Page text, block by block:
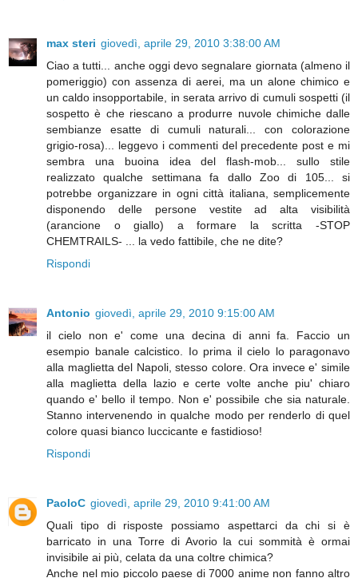
max steri giovedì, aprile 29, 2010 3:38:00 AM
Ciao a tutti... anche oggi devo segnalare giornata (almeno il
pomeriggio) con assenza di aerei, ma un alone chimico e
un caldo insopportabile, in serata arrivo di cumuli sospetti (il
sospetto è che riescano a produrre nuvole chimiche dalle
sembianze esatte di cumuli naturali... con colorazione
grigio-rosa)... leggevo i commenti del precedente post e mi
sembra una buoina idea del flash-mob... sullo stile
realizzato qualche settimana fa dallo Zoo di 105... si
potrebbe organizzare in ogni città italiana, semplicemente
disponendo delle persone vestite ad alta visibilità
(arancione o giallo) a formare la scritta -STOP
CHEMTRAILS- ... la vedo fattibile, che ne dite?
Rispondi
Antonio giovedì, aprile 29, 2010 9:15:00 AM
il cielo non e' come una decina di anni fa. Faccio un
esempio banale calcistico. Io prima il cielo lo paragonavo
alla maglietta del Napoli, stesso colore. Ora invece e' simile
alla maglietta della lazio e certe volte anche piu' chiaro
quando e' bello il tempo. Non e' possibile che sia naturale.
Stanno intervenendo in qualche modo per renderlo di quel
colore quasi bianco luccicante e fastidioso!
Rispondi
PaoloC giovedì, aprile 29, 2010 9:41:00 AM
Quali tipo di risposte possiamo aspettarci da chi si è
barricato in una Torre di Avorio la cui sommità è ormai
invisibile ai più, celata da una coltre chimica?
Anche nel mio piccolo paese di 7000 anime non fanno altro